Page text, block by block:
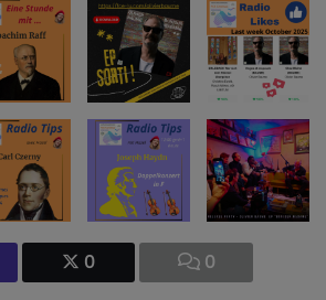
0 0